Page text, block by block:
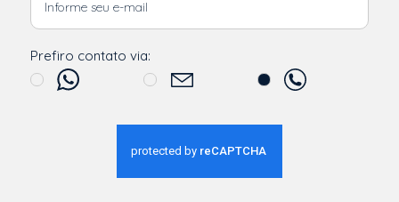
Prefiro contato via: